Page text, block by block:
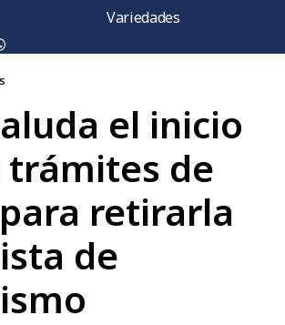
Variedades
el inicio
trámites de
para retirarla
de